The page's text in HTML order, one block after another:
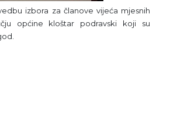
izbora za članove vijeća mjesnih
općine kloštar podravski koji su